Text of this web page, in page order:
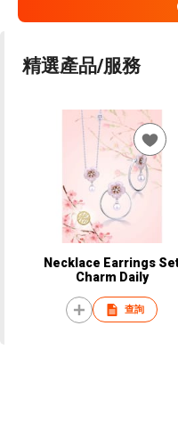
精選產品/服務
Necklace Earrings
Charm Daily
查詢